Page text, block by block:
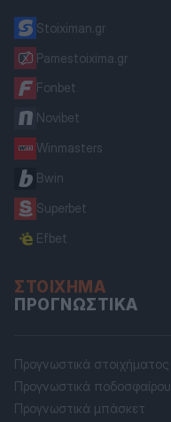
Stoiximan.gr
Pamestoixima.gr
Fonbet
Novibet
Winmasters
Bwin
Superbet
Efbet
ΣΤΟΊΧΗΜΑ
ΠΡΟΓΝΩΣΤΙΚΆ
Προγνωστικά στοιχήματος
Προγνωστικά ποδοσφαίρου
Προγνωστικά μπάσκετ